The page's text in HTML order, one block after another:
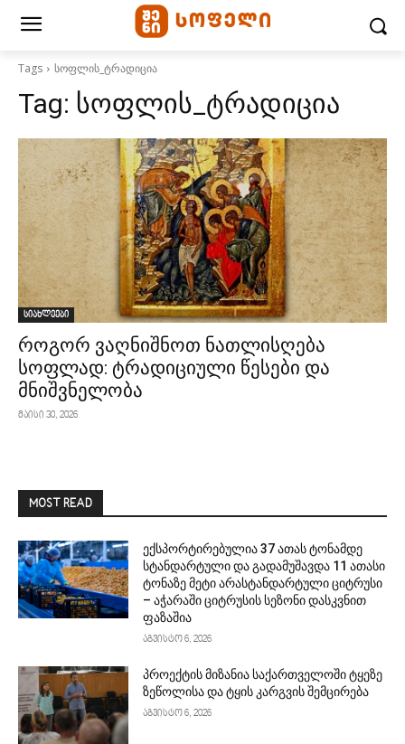
Tags სოფლის_ტრადიცია
Tag: სოფლის_ტრადიცია
სიახლეები
როგორ ვაღნიშნოთ ნათლისღება
სოფლად: ტრადიციული წესები და
მნიშვნელობა
მაისი 30, 2026
MOST READ
ექსპორტირებულია 37 ათას ტონამდე
სტანდარტული და გადამუშავდა 11 ათასი
ტონაზე მეტი არასტანდარტული ციტრუსი
– აჭარაში ციტრუსის სეზონი დასკვნით
ფაზაშია
აგვისტო 6, 2026
პროექტის მიზანია საქართველოში ტყეზე
ზეწოლისა და ტყის კარგვის შემცირება
აგვისტო 6, 2026